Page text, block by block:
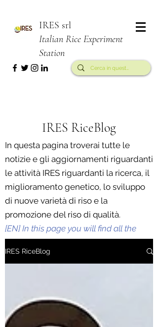
IRES srl
Italian Rice Experiment
Station
IRES RiceBlog
In questa pagina troverai tutte le
notizie e gli aggiornamenti riguardanti
le attività IRES riguardanti la ricerca, il
miglioramento genetico, lo sviluppo
di nuove varietà di riso e la
promozione del riso di qualità.
[EN] In this page you will find all the
IRES activities such as research and
IRES RiceBlog